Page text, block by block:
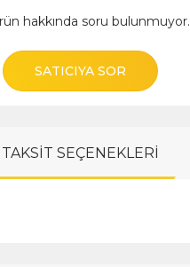
hakkında soru bulunmuyor.
SATICIYA SOR
TAKSİT SEÇENEKLERİ